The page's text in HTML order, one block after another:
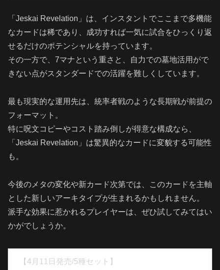
「Jeskai Revelation」は、インスタントでここまで多機能
なカードは稀であり、成功すれば一気に試合をひっくり返
せるだけのポテンシャルを持っています。
その一方で、7マナという重さと、自力での墓地活用がで
きない点がスタンダードでの活躍を難しくしています。
最も現実的な運用先は、統率者戦のような長期戦が前提の
フォーマット。
特に呪文コピーやコスト踏み倒しが得意な構成なら、
「Jeskai Revelation」は驚異的なカードに変貌する可能性
も。
今後のメタの変化や新カード次第では、このカードを主軸
とした新しいアーキタイプが生まれるかもしれません。
派手な効果に惹かれるプレイヤーは、ぜひ試してみてはい
かがでしょうか。
【4月11日発売/5種セット】